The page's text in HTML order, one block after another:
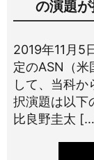
の演題が
2019年11月5
定のASN（
して、当科
択演題は以
比良野圭太